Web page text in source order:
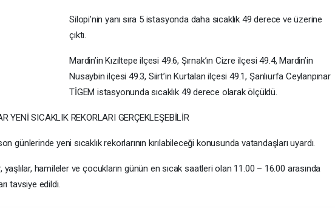
Silopi’nin yanı sıra 5 istasyonda daha sıcaklık 49 derece ve üzerine
çıktı.
Mardin’in Kızıltepe ilçesi 49.6, Şırnak’ın Cizre ilçesi 49.4, Mardin’in
Nusaybin ilçesi 49.3, Siirt’in Kurtalan ilçesi 49.1, Şanlıurfa Ceylanpınar
TİGEM istasyonunda sıcaklık 49 derece olarak ölçüldü.
YENİ SICAKLIK REKORLARI GERÇEKLEŞEBİLİR
günlerinde yeni sıcaklık rekorlarının kırılabileceği konusunda vatandaşları uyardı.
yaşlılar, hamileler ve çocukların günün en sıcak saatleri olan 11.00 – 16.00 arasında
tavsiye edildi.